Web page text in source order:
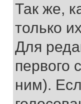
Так же,
только
Для
первого
ним).